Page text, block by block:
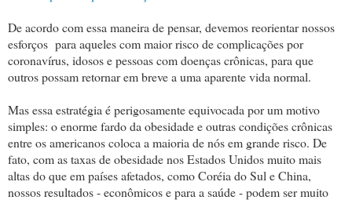
De acordo com essa maneira de pensar, devemos reorientar nossos
esforços para aqueles com maior risco de complicações por
coronavírus, idosos e pessoas com doenças crônicas, para que
outros possam retornar em breve a uma aparente vida normal.
Mas essa estratégia é perigosamente equivocada por um motivo
simples: o enorme fardo da obesidade e outras condições crônicas
entre os americanos coloca a maioria de nós em grande risco. De
fato, com as taxas de obesidade nos Estados Unidos muito mais
altas do que em países afetados, como Coréia do Sul e China,
nossos resultados - econômicos e para a saúde - podem ser muito